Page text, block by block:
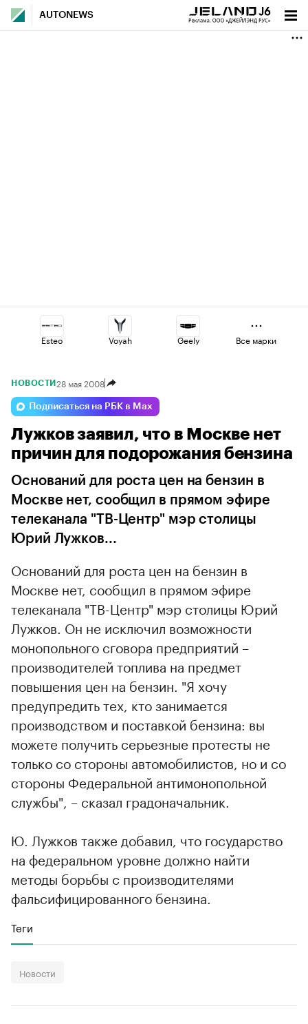
AUTONEWS
Esteo Voyah Geely
Lada Haval
Omoda Jaecoo Changan
Все марки
НОВОСТИ 28 мая 2008
Подписаться на РБК в Max
Лужков заявил, что в Москве нет
причин для подорожания бензина
Оснований для роста цен на бензин в
Москве нет, сообщил в прямом эфире
телеканала "ТВ-Центр" мэр столицы
Юрий Лужков...
Оснований для роста цен на бензин в
Москве нет, сообщил в прямом эфире
телеканала "ТВ-Центр" мэр столицы Юрий
Лужков. Он не исключил возможности
монопольного сговора предприятий –
производителей топлива на предмет
повышения цен на бензин. "Я хочу
предупредить тех, кто занимается
производством и поставкой бензина: вы
можете получить серьезные протесты не
только со стороны автомобилистов, но и со
стороны Федеральной антимонопольной
службы", – сказал градоначальник.
Ю. Лужков также добавил, что государство
на федеральном уровне должно найти
методы борьбы с производителями
фальсифицированного бензина.
Теги
Новости